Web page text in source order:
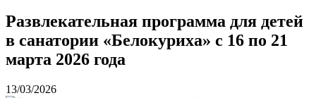
Развлекательная программа для детей
в санатории «Белокуриха» с 16 по 21
марта 2026 года
13/03/2026